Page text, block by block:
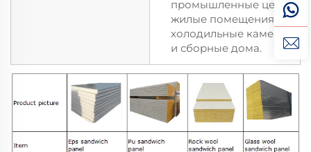
промышленные цеха,
жилые помещения,
холодильные камеры
и сборные дома.